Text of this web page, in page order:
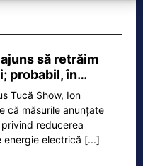
să retrăim
probabil, în…
Tucă Show, Ion
că măsurile anunțate
reducerea
energie electrică [...]